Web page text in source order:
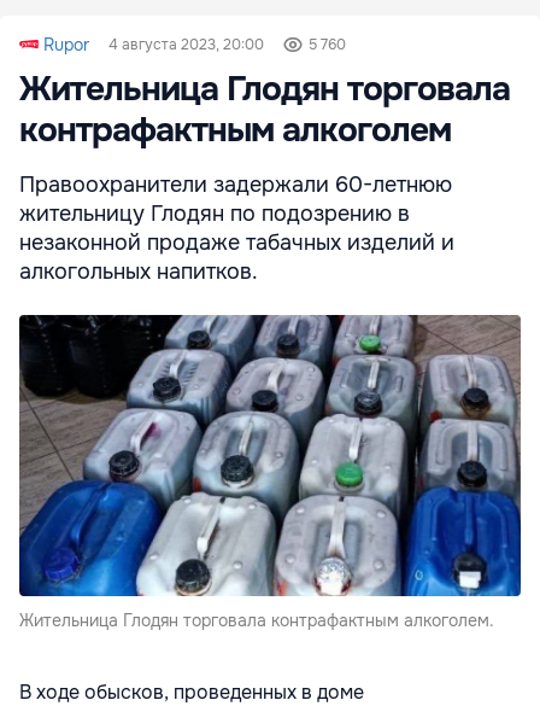
Rupor 4 августа 2023, 20:00 5 760
Жительница Глодян торговала
контрафактным алкоголем
Правоохранители задержали 60-летнюю
жительницу Глодян по подозрению в
незаконной продаже табачных изделий и
алкогольных напитков.
Жительница Глодян торговала контрафактным алкоголем.
В ходе обысков, проведенных в доме